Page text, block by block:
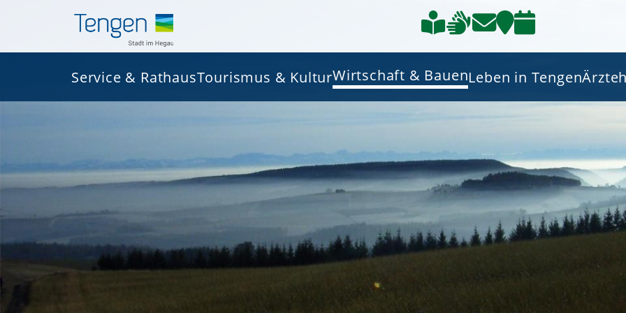
Service & RathausTourismus & KulturWirtschaft & BauenLeben in Tengen